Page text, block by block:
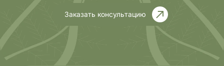
Заказать консультацию